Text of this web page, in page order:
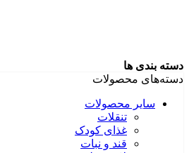
دسته بندی ها
دسته‌های محصولات
سایر محصولات
تنقلات
غذای کودک
قند و نبات